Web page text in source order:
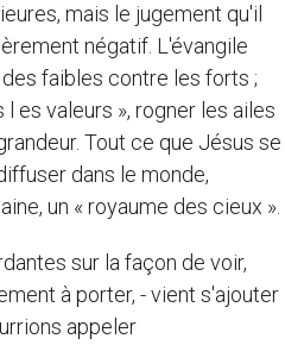
mais le jugement qu'il
négatif. L'évangile
faibles contre les forts ;
es valeurs », rogner les ailes
Tout ce que Jésus se
dans le monde,
un « royaume des cieux ».
sur la façon de voir,
à porter, - vient s'ajouter
appeler